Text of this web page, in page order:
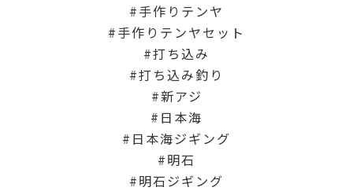
手作りテンヤ
手作りテンヤセット
打ち込み
打ち込み釣り
新アジ
日本海
日本海ジギング
明石
明石ジギング